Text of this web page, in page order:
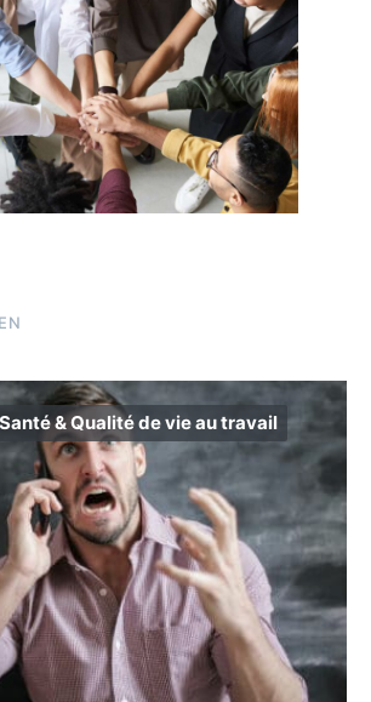
Santé & Qualité de vie au travail